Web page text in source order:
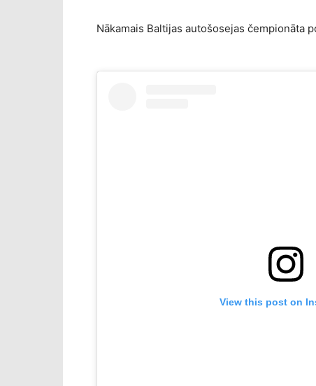
Nākamais Baltijas autošosejas čempionāta
View this post on